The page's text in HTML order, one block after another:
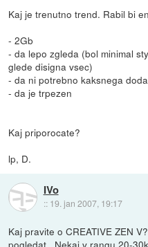
Kaj je trenutno trend. Rabil bi
- 2Gb
- da lepo zgleda (bol minimal
glede disigna vsec)
- da ni potrebno kaksnega
- da je trpezen
Kaj priporocate?
lp, D.
IVo
:: 19. jan 2007, 19:17
Kaj pravite o CREATIVE ZEN